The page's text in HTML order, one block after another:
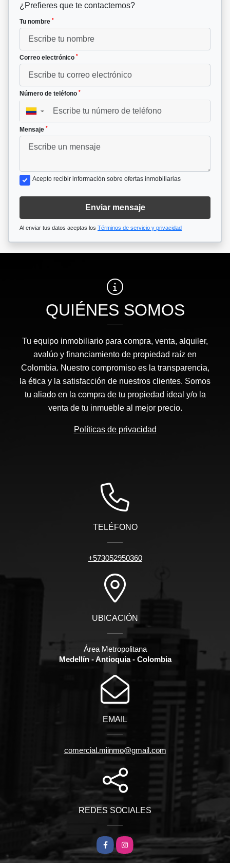
¿Prefieres que te contactemos?
Tu nombre *
Correo electrónico *
Número de teléfono *
▼
Mensaje *
Acepto recibir información sobre ofertas inmobiliarias
Enviar mensaje
Al enviar tus datos aceptas los Términos de servicio y privacidad
QUIÉNES SOMOS
Tu equipo inmobiliario para compra, venta, alquiler,
avalúo y financiamiento de propiedad raíz en
Colombia. Nuestro compromiso es la transparencia,
la ética y la satisfacción de nuestros clientes. Somos
tu aliado en la compra de tu propiedad ideal y/o la
venta de tu inmueble al mejor precio.
Políticas de privacidad
TELÉFONO
+573052950360
UBICACIÓN
Área Metropolitana
Medellín - Antioquia - Colombia
EMAIL
comercial.miinmo@gmail.com
REDES SOCIALES
FacebookInstagram